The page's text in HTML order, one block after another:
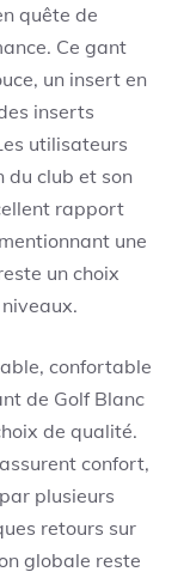
quête de
Ce gant
un insert en
inserts
utilisateurs
du club et son
rapport
une
un choix
confortable
de Golf Blanc
de qualité.
confort,
plusieurs
retours sur
globale reste